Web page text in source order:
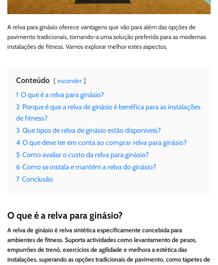
A relva para ginásio oferece vantagens que vão para além das opções de
pavimento tradicionais, tornando-a uma solução preferida para as modernas
instalações de fitness. Vamos explorar melhor estes aspectos.
Conteúdo esconder
1 O que é a relva para ginásio?
2 Porque é que a relva de ginásio é benéfica para as instalações
de fitness?
3 Que tipos de relva de ginásio estão disponíveis?
4 O que deve ter em conta ao comprar relva para ginásio?
5 Como avaliar o custo da relva para ginásio?
6 Como se instala e mantém a relva do ginásio?
7 Conclusão
O que é a relva para ginásio?
A relva de ginásio é relva sintética especificamente concebida para
ambientes de fitness. Suporta actividades como levantamento de pesos,
empurrões de trenó, exercícios de agilidade e melhora a estética das
instalações, superando as opções tradicionais de pavimento, como tapetes de